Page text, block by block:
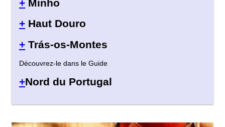
+ Minho
+ Haut Douro
+ Trás-os-Montes
Découvrez-le dans le Guide
+Nord du Portugal